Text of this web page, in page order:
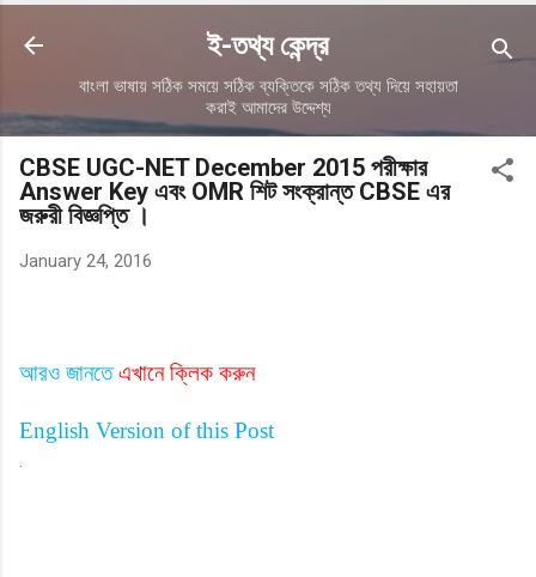
ই-তথ্য কেন্দ্র
বাংলা ভাষায় সঠিক সময়ে সঠিক ব্যক্তিকে সঠিক তথ্য দিয়ে সহায়তা
করাই আমাদের উদ্দেশ্য
CBSE UGC-NET December 2015 পরীক্ষার
Answer Key এবং OMR শিট সংক্রান্ত CBSE এর
জরুরী বিজ্ঞপ্তি ।
January 24, 2016
আরও জানতেএখানে ক্লিক করুন
English Version of this Post